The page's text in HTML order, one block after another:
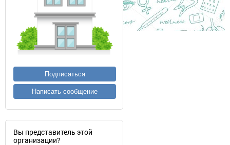
Подписаться
Написать сообщение
Вы представитель этой
организации?